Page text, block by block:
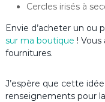
Cercles irisés à
Envie d’acheter un ou
sur ma boutique !
fournitures.
J’espère que cette
renseignements pour